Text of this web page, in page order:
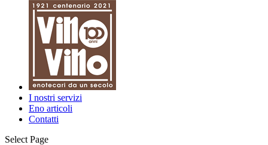
I nostri servizi
Eno articoli
Contatti
Select Page